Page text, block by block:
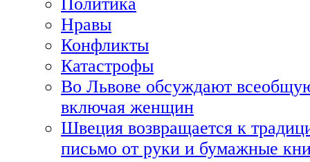
Нравы
Конфликты
Катастрофы
Во Львове обсуждают
включая женщин
Швеция возвращается к
письмо от руки и бумажные